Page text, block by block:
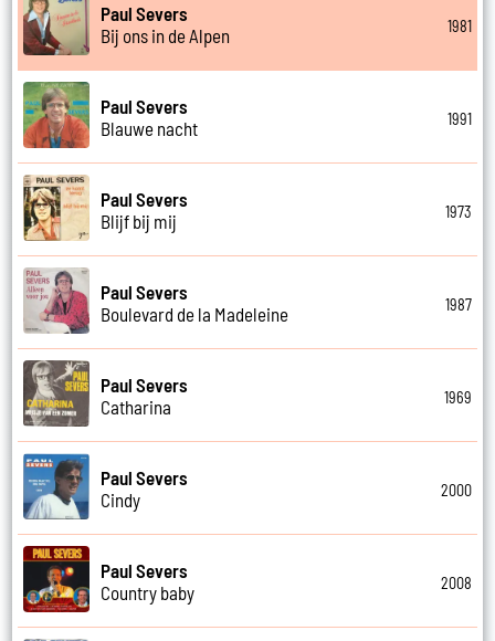
Paul Severs
Bij ons in de Alpen
1981
Paul Severs
Blauwe nacht
1991
Paul Severs
Blijf bij mij
1973
Paul Severs
Boulevard de la Madeleine
1987
Paul Severs
Catharina
1969
Paul Severs
Cindy
2000
Paul Severs
Country baby
2008